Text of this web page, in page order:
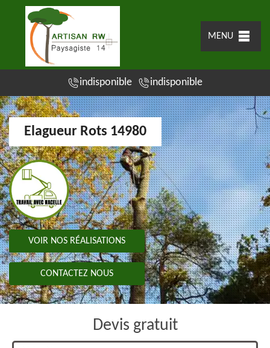
MENU
indisponible indisponible
Elagueur Rots 14980
VOIR NOS RÉALISATIONS
CONTACTEZ NOUS
Devis gratuit